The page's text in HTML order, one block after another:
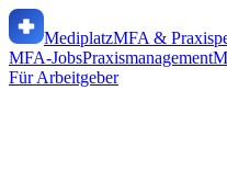
MediplatzMFA &
MFA-JobsPraxismanagement
Für Arbeitgeber